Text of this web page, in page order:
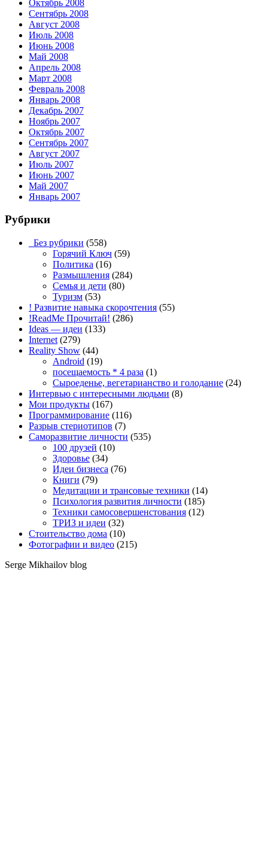
Октябрь 2008
Сентябрь 2008
Август 2008
Июль 2008
Июнь 2008
Май 2008
Апрель 2008
Март 2008
Февраль 2008
Январь 2008
Декабрь 2007
Ноябрь 2007
Октябрь 2007
Сентябрь 2007
Август 2007
Июль 2007
Июнь 2007
Май 2007
Январь 2007
Рубрики
_Без рубрики (558)
Горячий Ключ (59)
Политика (16)
Размышления (284)
Семья и дети (80)
Туризм (53)
! Развитие навыка скорочтения (55)
!ReadMe Прочитай! (286)
Ideas — идеи (133)
Internet (279)
Reality Show (44)
Android (19)
посещаемость * 4 раза (1)
Сыроеденье, вегетарианство и голодание (24)
Интервью с интересными людьми (8)
Мои продукты (167)
Программирование (116)
Разрыв стериотипов (7)
Саморазвитие личности (535)
100 друзей (10)
Здоровье (34)
Идеи бизнеса (76)
Книги (79)
Медитации и трансовые техники (14)
Психология развития личности (185)
Техники самосовершенстования (12)
ТРИЗ и идеи (32)
Стоительство дома (10)
Фотографии и видео (215)
Serge Mikhailov blog